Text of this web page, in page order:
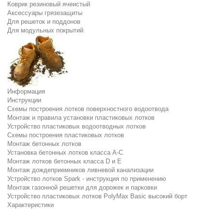
Коврик резиновый ячеистый
Аксессуары грязезащиты
Для решеток и поддонов
Для модульных покрытий
Информация
Инструкции
Схемы построения лотков поверхностного водоотвода
Монтаж и правила установки пластиковых лотков
Устройство пластиковых водоотводных лотков
Схемы построения пластиковых лотков
Монтаж бетонных лотков
Установка бетонных лотков класса A-C
Монтаж лотков бетонных класса D и E
Монтаж дождеприемников ливневой канализации
Устройство лотков Spark - инструкция по применению
Монтаж газонной решетки для дорожек и парковки
Устройство пластиковых лотков PolyMax Basic высокий борт
Характеристики